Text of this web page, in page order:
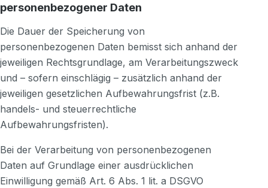
personenbezogener Daten
Die Dauer der Speicherung von
personenbezogenen Daten bemisst sich anhand der
jeweiligen Rechtsgrundlage, am Verarbeitungszweck
und – sofern einschlägig – zusätzlich anhand der
jeweiligen gesetzlichen Aufbewahrungsfrist (z.B.
handels- und steuerrechtliche
Aufbewahrungsfristen).
Bei der Verarbeitung von personenbezogenen
Daten auf Grundlage einer ausdrücklichen
Einwilligung gemäß Art. 6 Abs. 1 lit. a DSGVO